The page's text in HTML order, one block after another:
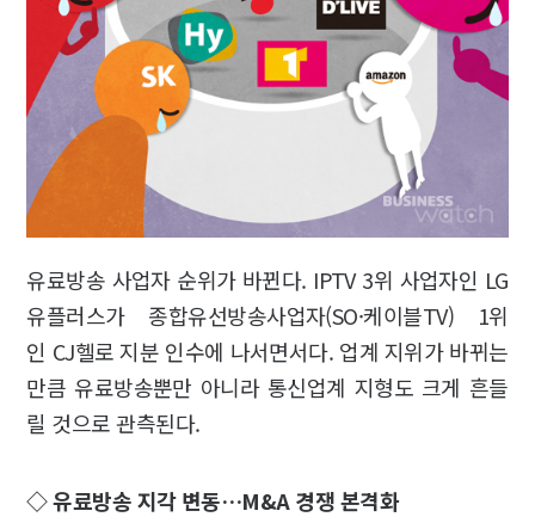
유료방송 사업자 순위가 바뀐다. IPTV 3위 사업자인 LG
유플러스가 종합유선방송사업자(SO·케이블TV) 1위
인 CJ헬로 지분 인수에 나서면서다. 업계 지위가 바뀌는
만큼 유료방송뿐만 아니라 통신업계 지형도 크게 흔들
릴 것으로 관측된다.
◇ 유료방송 지각 변동…M&A 경쟁 본격화